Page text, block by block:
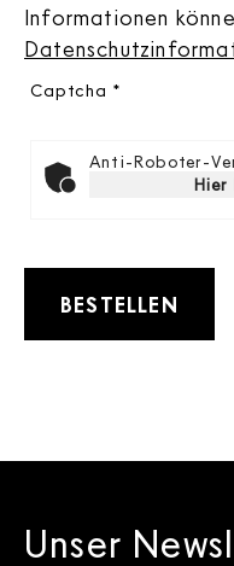
Informationen
Captcha *
Anti-Roboter-
Hier
BESTELLEN
Unser